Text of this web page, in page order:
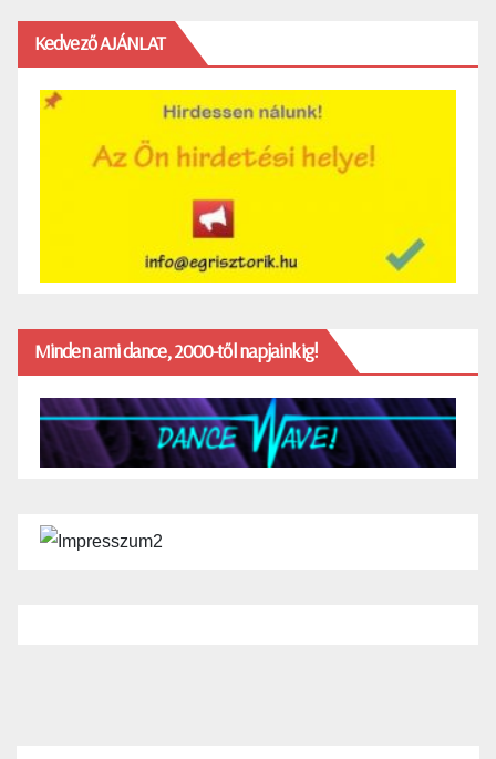
Kedvező AJÁNLAT
Minden ami dance, 2000-től napjainkig!